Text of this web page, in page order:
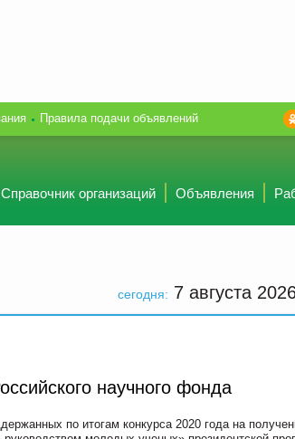
Правила подачи объявлений
Справочник организаций Объявления
сегодня: 7 августа
научного фонда
по итогам конкурса 2020 года на